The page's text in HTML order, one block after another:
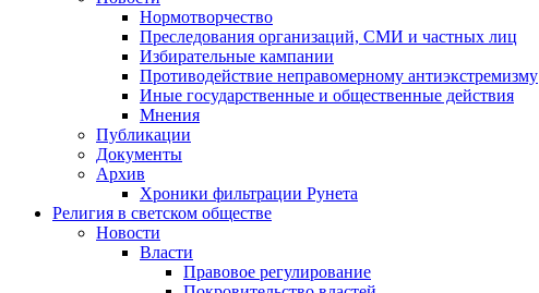
Нормотворчество
Преследования организаций, СМИ и частных лиц
Избирательные кампании
Противодействие неправомерному антиэкстремизму
Иные государственные и общественные действия
Мнения
Публикации
Документы
Архив
Хроники фильтрации Рунета
Религия в светском обществе
Новости
Власти
Правовое регулирование